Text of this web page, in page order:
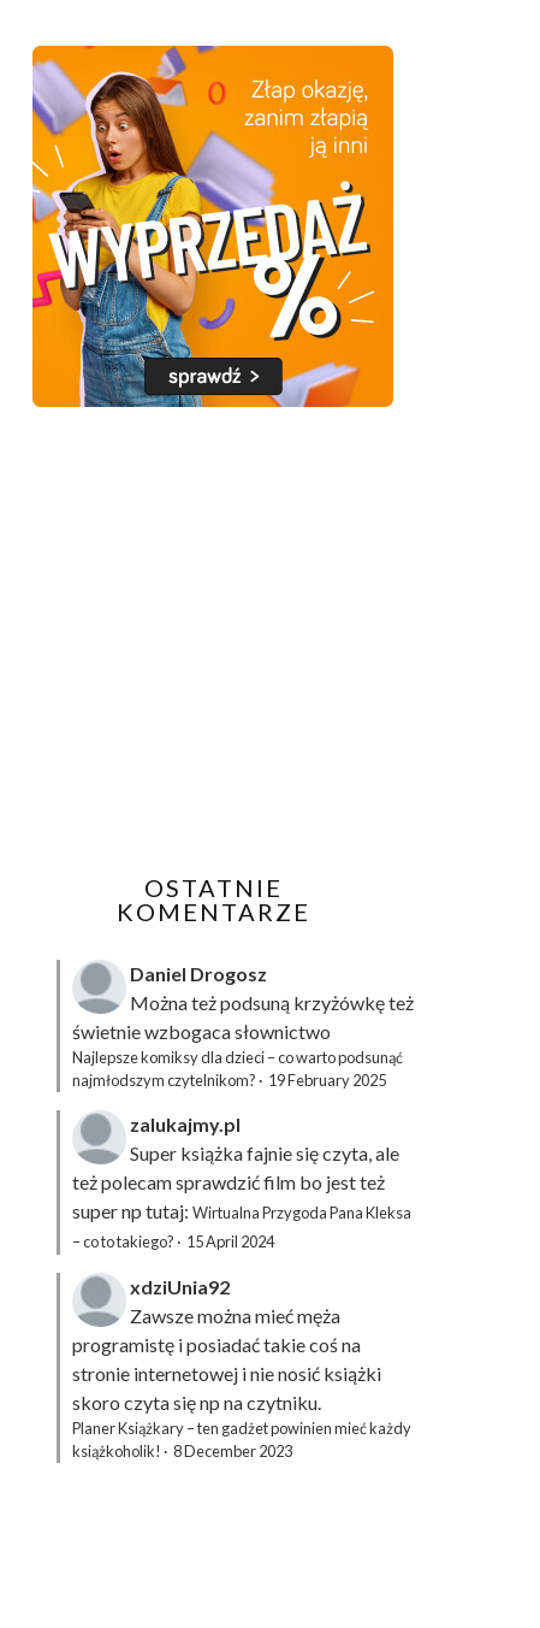
OSTATNIE
KOMENTARZE
Daniel Drogosz
Można też podsuną krzyżówkęteż
świetnie wzbogaca słownictwo
Najlepsze komiksy dla dzieci – co warto podsunąć
najmłodszym czytelnikom? · 19 February 2025
zalukajmy.pl
Super książka fajnie się czyta, ale
też polecam sprawdzić film bo jest też
super np tutaj: Wirtualna Przygoda Pana Kleksa
– co to takiego? · 15 April 2024
xdziUnia92
Zawsze można mieć męża
programistę i posiadać takie coś na
stronie internetowej i nie nosić książki
skoro czyta się np na czytniku.
Planer Książkary – ten gadżet powinien mieć każdy
książkoholik! · 8 December 2023